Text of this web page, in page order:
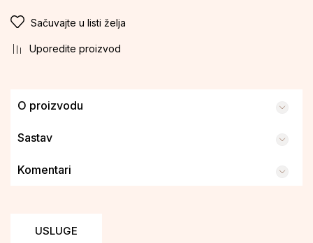
Sačuvajte u listi želja
Uporedite proizvod
O proizvodu
Sastav
Komentari
USLUGE